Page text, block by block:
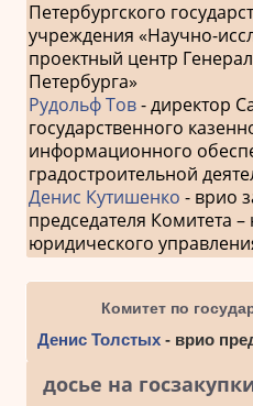
Петербургского
учреждения «Научно-
проектный центр
Петербурга»
Рудольф Тов- директор
государственного
информационного
градостроительной
Денис Кутишенко - врио
председателя Комитета
юридического
Комитет по
Денис Толстых- врио
досье на